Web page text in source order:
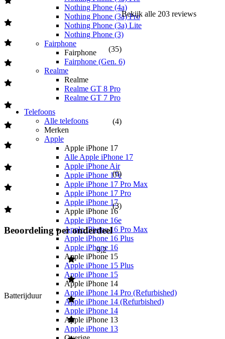
Nothing Phone (4a)
Nothing Phone (3a) Pro
Nothing Phone (3a) Lite
Nothing Phone (3)
Fairphone
Fairphone
Fairphone (Gen. 6)
Realme
Realme
Realme GT 8 Pro
Realme GT 7 Pro
Telefoons
Alle telefoons
Merken
Apple
Apple iPhone 17
Alle Apple iPhone 17
Apple iPhone Air
Apple iPhone 17e
Apple iPhone 17 Pro Max
Apple iPhone 17 Pro
Apple iPhone 17
Apple iPhone 16
Apple iPhone 16e
Apple iPhone 16 Pro Max
Apple iPhone 16 Plus
Apple iPhone 16
Apple iPhone 15
Apple iPhone 15 Plus
Apple iPhone 15
Apple iPhone 14
Apple iPhone 14 Pro (Refurbished)
Apple iPhone 14 (Refurbished)
Apple iPhone 14
Apple iPhone 13
Apple iPhone 13
(35)
(4)
(0)
(3)
Beoordeling per onderdeel
Batterijduur
9,2
Bekijk alle 203 reviews